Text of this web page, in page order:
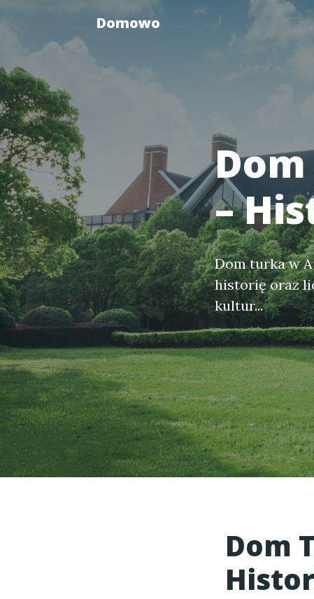
Domowo
–
Dom turka w
historię oraz
kultur...
Dom